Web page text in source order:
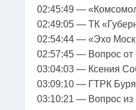
02:45:49 —
02:49:05 — ТК
02:54:44 — «Эхо
02:57:45 — Вопрос от
03:04:03 — Ксения
03:09:10 — ГТРК
03:10:21 — Вопрос из